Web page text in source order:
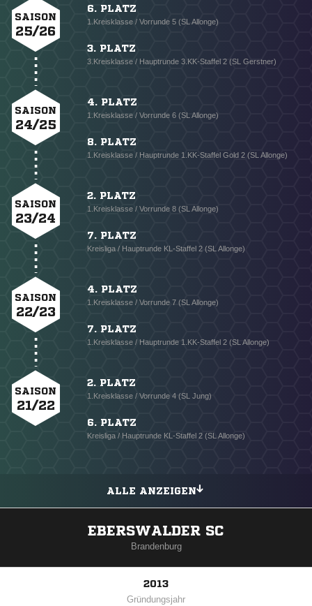
SAISON
25/26
6. PLATZ
1.Kreisklasse / Vorrunde 5 (SL Allonge)
3. PLATZ
3.Kreisklasse / Hauptrunde 3.KK-Staffel 2 (SL Gerstner)
SAISON
24/25
4. PLATZ
1.Kreisklasse / Vorrunde 6 (SL Allonge)
8. PLATZ
1.Kreisklasse / Hauptrunde 1.KK-Staffel Gold 2 (SL Allonge)
SAISON
23/24
2. PLATZ
1.Kreisklasse / Vorrunde 8 (SL Allonge)
7. PLATZ
Kreisliga / Hauptrunde KL-Staffel 2 (SL Allonge)
SAISON
22/23
4. PLATZ
1.Kreisklasse / Vorrunde 7 (SL Allonge)
7. PLATZ
1.Kreisklasse / Hauptrunde 1.KK-Staffel 2 (SL Allonge)
SAISON
21/22
2. PLATZ
1.Kreisklasse / Vorrunde 4 (SL Jung)
6. PLATZ
Kreisliga / Hauptrunde KL-Staffel 2 (SL Allonge)
ALLE ANZEIGEN
EBERSWALDER SC
Brandenburg
2013
Gründungsjahr